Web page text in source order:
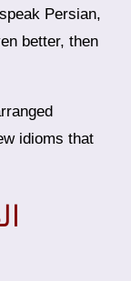
Persian,
better, then
idioms that